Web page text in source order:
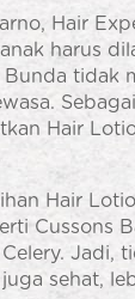
Hair
harus
Bunda tidak
Hair
Hair
Cussons
Jadi,
sehat,